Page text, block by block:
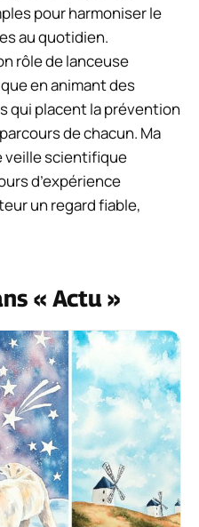
pour harmoniser le
au quotidien.
rôle de lanceuse
en animant des
qui placent la prévention
de chacun. Ma
veille scientifique
d’expérience
un regard fiable,
« Actu »